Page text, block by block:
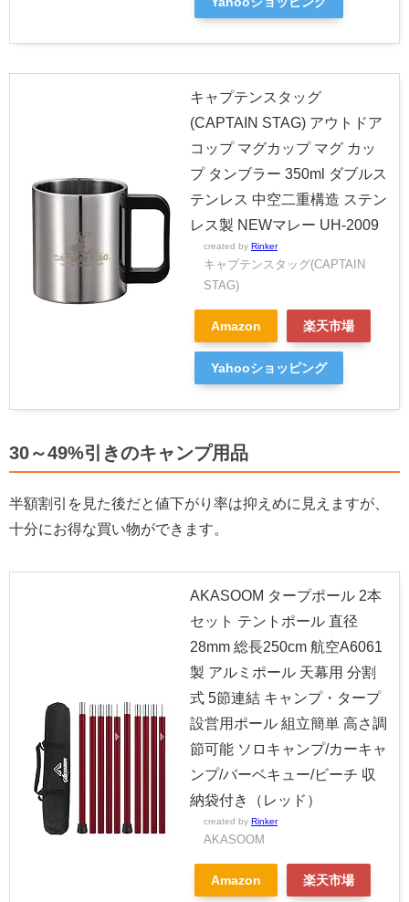
キャプテンスタッグ
(CAPTAIN STAG) アウトドア
コップ マグカップ マグ カッ
プ タンブラー 350ml ダブルス
テンレス 中空二重構造 ステン
レス製 NEWマレー UH-2009
created by Rinker
キャプテンスタッグ(CAPTAIN
STAG)
Amazon 楽天市場
Yahooショッピング
30～49%引きのキャンプ用品
半額割引を見た後だと値下がり率は抑えめに見えますが、
十分にお得な買い物ができます。
AKASOOM タープポール 2本
セット テントポール 直径
28mm 総長250cm 航空A6061
製 アルミポール 天幕用 分割
式 5節連結 キャンプ・タープ
設営用ポール 組立簡単 高さ調
節可能 ソロキャンプ/カーキャ
ンプ/バーベキュー/ビーチ 収
納袋付き（レッド）
created by Rinker
AKASOOM
Amazon 楽天市場